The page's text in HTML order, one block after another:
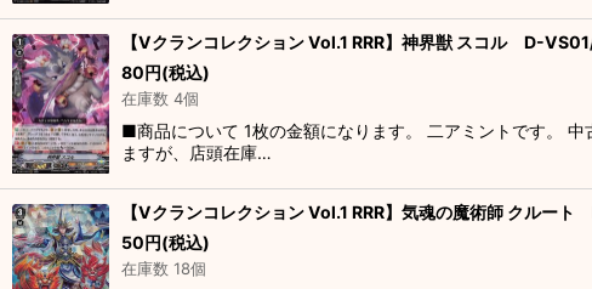
【Vクランコレクション Vol.1 RRR】神界獣 スコル D-
80円(税込)
在庫数 4個
■商品について 1枚の金額になります。 二アミントです。
ますが、店頭在庫…
【Vクランコレクション Vol.1 RRR】気魂の魔術師 クルー
50円(税込)
在庫数 18個